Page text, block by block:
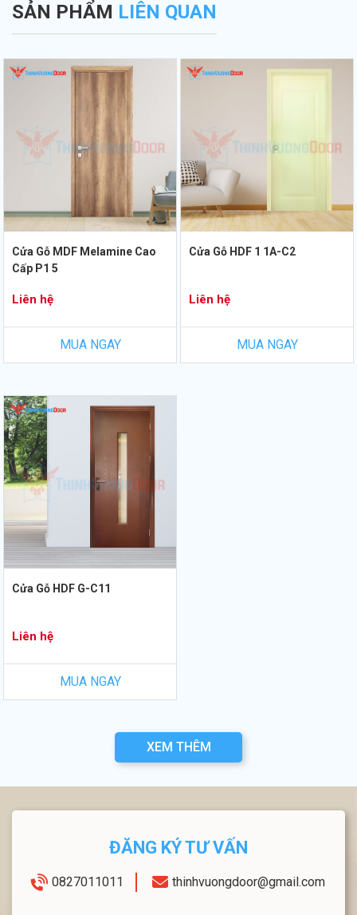
SẢN PHẨM LIÊN QUAN
Cửa Gỗ MDF Melamine Cao
Cấp P1 5
Liên hệ
MUA NGAY
Cửa Gỗ HDF 1 1A-C2
Liên hệ
MUA NGAY
Cửa Gỗ HDF G-C11
Liên hệ
MUA NGAY
XEM THÊM
ĐĂNG KÝ TƯ VẤN
0827011011 thinhvuongdoor@gmail.com